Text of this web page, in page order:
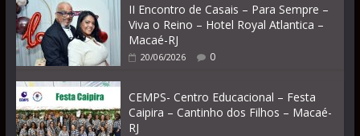
II Encontro de Casais – Para Sempre –
Viva o Reino – Hotel Royal Atlantica –
Macaé-RJ
20/06/2026 0
CEMPS- Centro Educacional – Festa
Caipira – Cantinho dos Filhos – Macaé-
RJ